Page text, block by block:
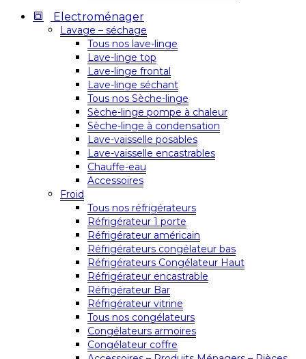
Electroménager
Lavage – séchage
Tous nos lave-linge
Lave-linge top
Lave-linge frontal
Lave-linge séchant
Tous nos Sèche-linge
Sèche-linge pompe à chaleur
Sèche-linge à condensation
Lave-vaisselle posables
Lave-vaisselle encastrables
Chauffe-eau
Accessoires
Froid
Tous nos réfrigérateurs
Réfrigérateur 1 porte
Réfrigérateur américain
Réfrigérateurs congélateur bas
Réfrigérateurs Congélateur Haut
Réfrigérateur encastrable
Réfrigérateur Bar
Réfrigérateur vitrine
Tous nos congélateurs
Congélateurs armoires
Congélateur coffre